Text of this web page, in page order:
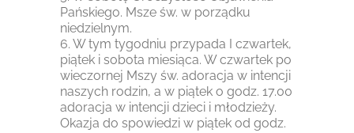
Pańskiego. Msze św. w porządku
niedzielnym.
6. W tym tygodniu przypada I czwartek,
piątek i sobota miesiąca. W czwartek po
wieczornej Mszy św. adoracja w intencji
naszych rodzin, a w piątek o godz. 17.00
adoracja w intencji dzieci i młodzieży.
Okazja do spowiedzi w piątek od godz.